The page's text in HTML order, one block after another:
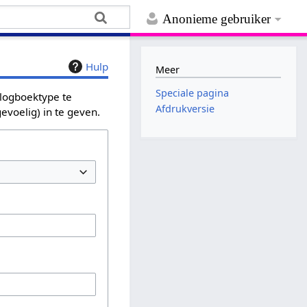
Anonieme gebruiker
Hulp
te
in te geven.
Meer
Speciale pagina
Afdrukversie